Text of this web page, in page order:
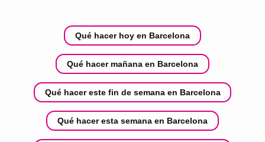
Qué hacer hoy en Barcelona
Qué hacer mañana en Barcelona
Qué hacer este fin de semana en Barcelona
Qué hacer esta semana en Barcelona